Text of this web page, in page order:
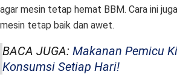
agar mesin tetap hemat BBM. Cara ini
mesin tetap baik dan awet.
BACA JUGA: Makanan Pemicu
Konsumsi Setiap Hari!